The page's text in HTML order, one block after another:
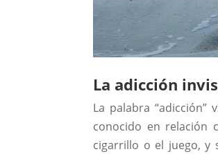
La adicción
La palabra
conocido en relación
cigarrillo o el juego, y